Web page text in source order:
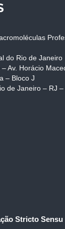
do Rio de Janeiro
Av. Horácio
– Bloco J
de Janeiro – RJ –
Stricto Sensu